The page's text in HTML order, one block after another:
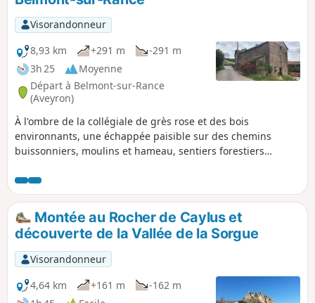
Visorandonneur
8,93 km
+291 m
-291 m
3h 25
Moyenne
Départ à Belmont-sur-Rance
(Aveyron)
À l'ombre de la collégiale de grès rose et des bois
environnants, une échappée paisible sur des chemins
buissonniers, moulins et hameau, sentiers forestiers
passage à gué sur le Rance . À éviter en période de fortes
pluie, sinon on passe à l'aise en se déchaussant.
Montée au Rocher de Caylus et
découverte de la Vallée de la Sorgue
Visorandonneur
4,64 km
+161 m
-162 m